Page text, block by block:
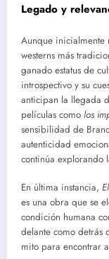
Legado y
Aunque inicialmente
westerns más
ganado estatus de
introspectivo y su
anticipan la llegada
películas como los
sensibilidad de
autenticidad
continúa explorando
En última instancia,
es una obra que se
condición humana
delante como detrás
mito para encontrar